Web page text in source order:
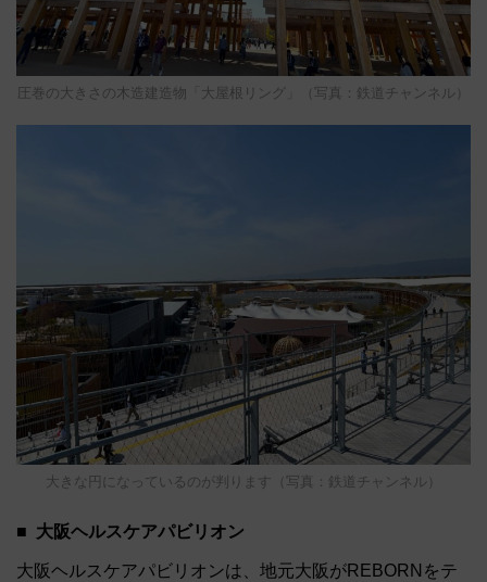
圧巻の大きさの木造建造物「大屋根リング」（写真：鉄道チャンネル）
大きな円になっているのが判ります（写真：鉄道チャンネル）
大阪ヘルスケアパビリオン
大阪ヘルスケアパビリオンは、地元大阪がREBORNをテ